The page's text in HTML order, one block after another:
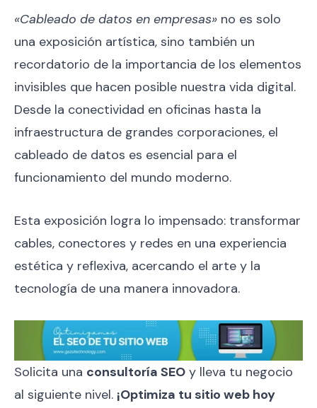
«Cableado de datos en empresas» no es solo
una exposición artística, sino también un
recordatorio de la importancia de los elementos
invisibles que hacen posible nuestra vida digital.
Desde la conectividad en oficinas hasta la
infraestructura de grandes corporaciones, el
cableado de datos es esencial para el
funcionamiento del mundo moderno.
Esta exposición logra lo impensado: transformar
cables, conectores y redes en una experiencia
estética y reflexiva, acercando el arte y la
tecnología de una manera innovadora.
Solicita una consultoría SEO y lleva tu negocio
al siguiente nivel. ¡Optimiza tu sitio web hoy